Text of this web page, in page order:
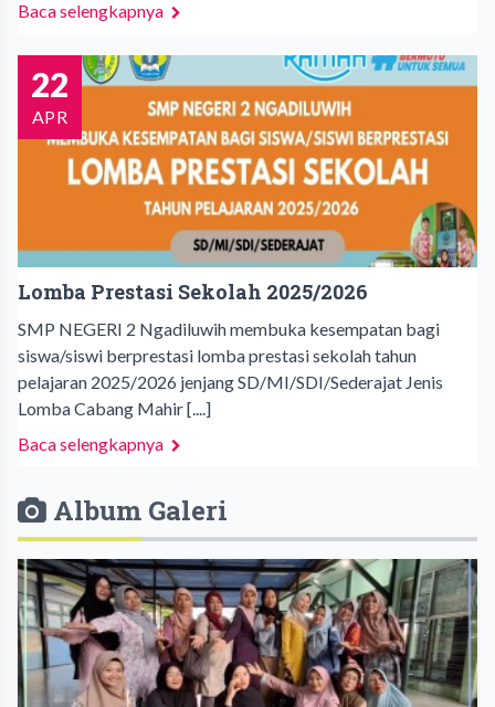
Baca selengkapnya
22
APR
Lomba Prestasi Sekolah 2025/2026
SMP NEGERI 2 Ngadiluwih membuka kesempatan bagi
siswa/siswi berprestasi lomba prestasi sekolah tahun
pelajaran 2025/2026 jenjang SD/MI/SDI/Sederajat Jenis
Lomba Cabang Mahir [....]
Baca selengkapnya
Album Galeri